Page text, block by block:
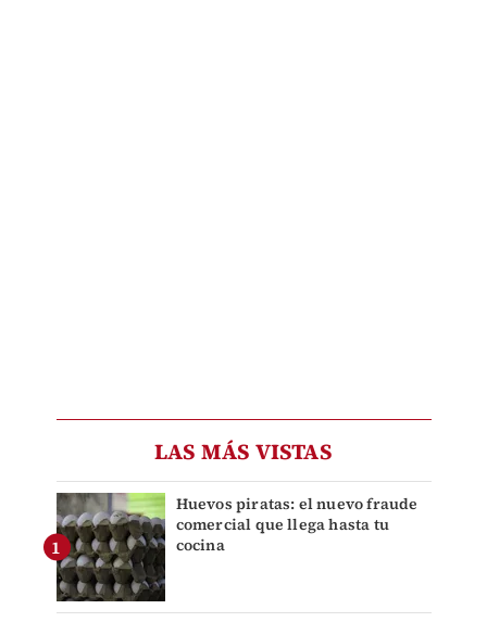
LAS MÁS VISTAS
Huevos piratas: el nuevo fraude
comercial que llega hasta tu
cocina